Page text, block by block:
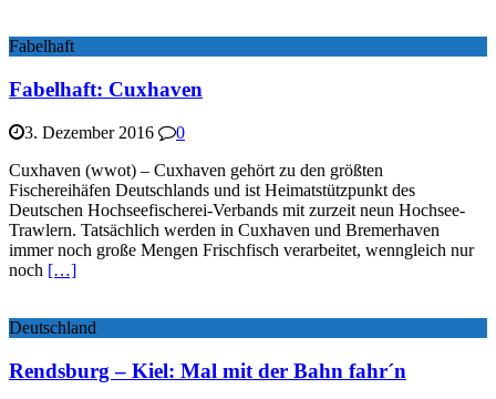
Fabelhaft
Fabelhaft: Cuxhaven
3. Dezember 2016
0
Cuxhaven (wwot) – Cuxhaven gehört zu den größten
Fischereihäfen Deutschlands und ist Heimatstützpunkt des
Deutschen Hochseefischerei-Verbands mit zurzeit neun Hochsee-
Trawlern. Tatsächlich werden in Cuxhaven und Bremerhaven
immer noch große Mengen Frischfisch verarbeitet, wenngleich nur
noch […]
Deutschland
Rendsburg – Kiel: Mal mit der Bahn fahr´n